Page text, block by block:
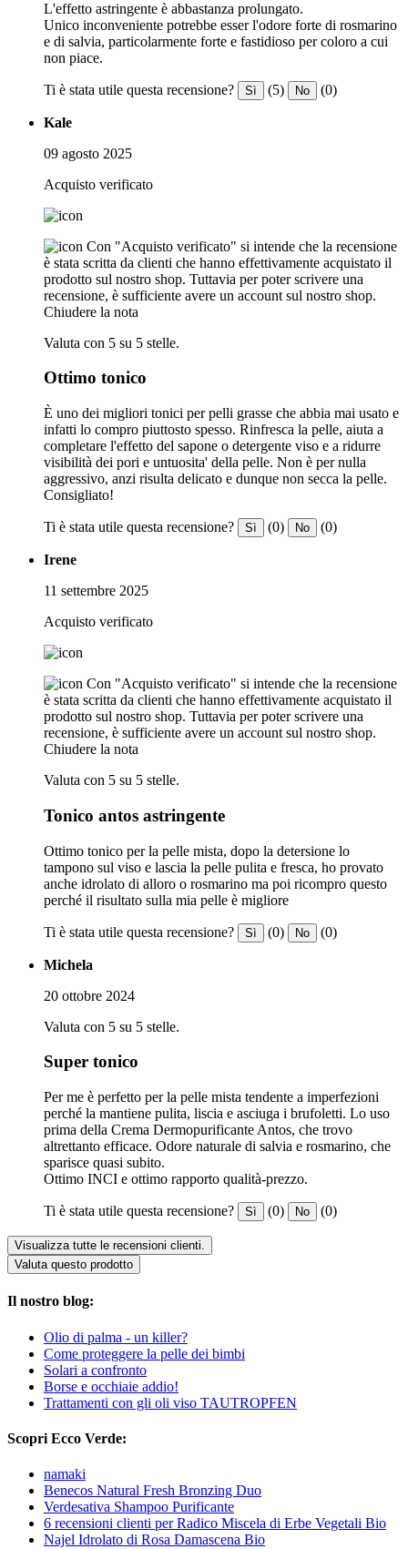
L'effetto astringente è abbastanza prolungato.
Unico inconveniente potrebbe esser l'odore forte di rosmarino
e di salvia, particolarmente forte e fastidioso per coloro a cui
non piace.
Ti è stata utile questa recensione? Sì (5) No (0)
Kale
09 agosto 2025
Acquisto verificato
Con "Acquisto verificato" si intende che la recensione
è stata scritta da clienti che hanno effettivamente acquistato il
prodotto sul nostro shop. Tuttavia per poter scrivere una
recensione, è sufficiente avere un account sul nostro shop.
Chiudere la nota
Valuta con 5 su 5 stelle.
Ottimo tonico
È uno dei migliori tonici per pelli grasse che abbia mai usato e
infatti lo compro piuttosto spesso. Rinfresca la pelle, aiuta a
completare l'effetto del sapone o detergente viso e a ridurre
visibilità dei pori e untuosita' della pelle. Non è per nulla
aggressivo, anzi risulta delicato e dunque non secca la pelle.
Consigliato!
Ti è stata utile questa recensione? Sì (0) No (0)
Irene
11 settembre 2025
Acquisto verificato
Con "Acquisto verificato" si intende che la recensione
è stata scritta da clienti che hanno effettivamente acquistato il
prodotto sul nostro shop. Tuttavia per poter scrivere una
recensione, è sufficiente avere un account sul nostro shop.
Chiudere la nota
Valuta con 5 su 5 stelle.
Tonico antos astringente
Ottimo tonico per la pelle mista, dopo la detersione lo
tampono sul viso e lascia la pelle pulita e fresca, ho provato
anche idrolato di alloro o rosmarino ma poi ricompro questo
perché il risultato sulla mia pelle è migliore
Ti è stata utile questa recensione? Sì (0) No (0)
Michela
20 ottobre 2024
Valuta con 5 su 5 stelle.
Super tonico
Per me è perfetto per la pelle mista tendente a imperfezioni
perché la mantiene pulita, liscia e asciuga i brufoletti. Lo uso
prima della Crema Dermopurificante Antos, che trovo
altrettanto efficace. Odore naturale di salvia e rosmarino, che
sparisce quasi subito.
Ottimo INCI e ottimo rapporto qualità-prezzo.
Ti è stata utile questa recensione? Sì (0) No (0)
Visualizza tutte le recensioni clienti.
Valuta questo prodotto
Il nostro blog:
Olio di palma - un killer?
Come proteggere la pelle dei bimbi
Solari a confronto
Borse e occhiaie addio!
Trattamenti con gli oli viso TAUTROPFEN
Scopri Ecco Verde:
namaki
Benecos Natural Fresh Bronzing Duo
Verdesativa Shampoo Purificante
6 recensioni clienti per Radico Miscela di Erbe Vegetali Bio
Najel Idrolato di Rosa Damascena Bio